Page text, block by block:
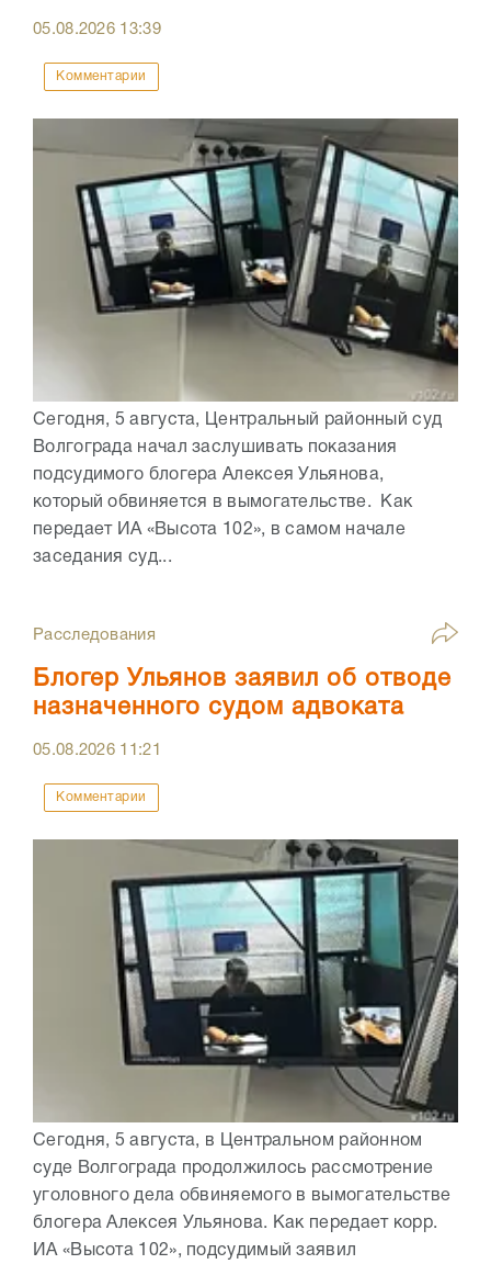
05.08.2026 13:39
Комментарии
Сегодня, 5 августа, Центральный районный суд
Волгограда начал заслушивать показания
подсудимого блогера Алексея Ульянова,
который обвиняется в вымогательстве. Как
передает ИА «Высота 102», в самом начале
заседания суд...
Расследования
Блогер Ульянов заявил об отводе
назначенного судом адвоката
05.08.2026 11:21
Комментарии
Сегодня, 5 августа, в Центральном районном
суде Волгограда продолжилось рассмотрение
уголовного дела обвиняемого в вымогательстве
блогера Алексея Ульянова. Как передает корр.
ИА «Высота 102», подсудимый заявил